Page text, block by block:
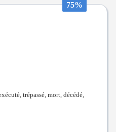
75%
trépassé, mort, décédé,